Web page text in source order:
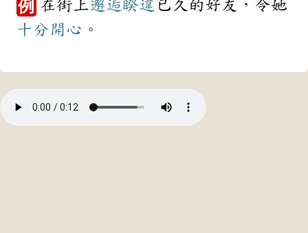
例 在街上邂逅睽違 已久的好友，令她
十分開心 。